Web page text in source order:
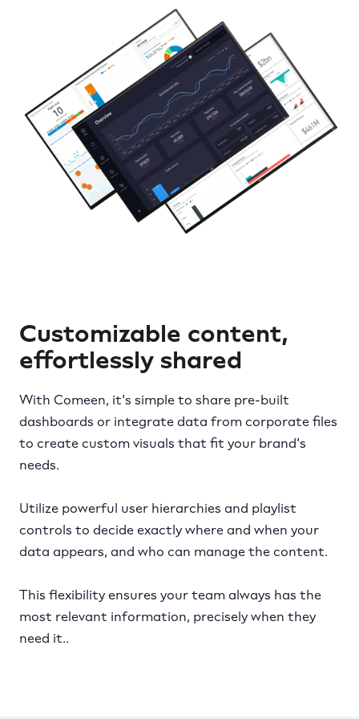
Customizable content,
effortlessly shared
With Comeen, it's simple to share pre-built
dashboards or integrate data from corporate files
to create custom visuals that fit your brand's
needs.
Utilize powerful user hierarchies and playlist
controls to decide exactly where and when your
data appears, and who can manage the content.
This flexibility ensures your team always has the
most relevant information, precisely when they
need it..